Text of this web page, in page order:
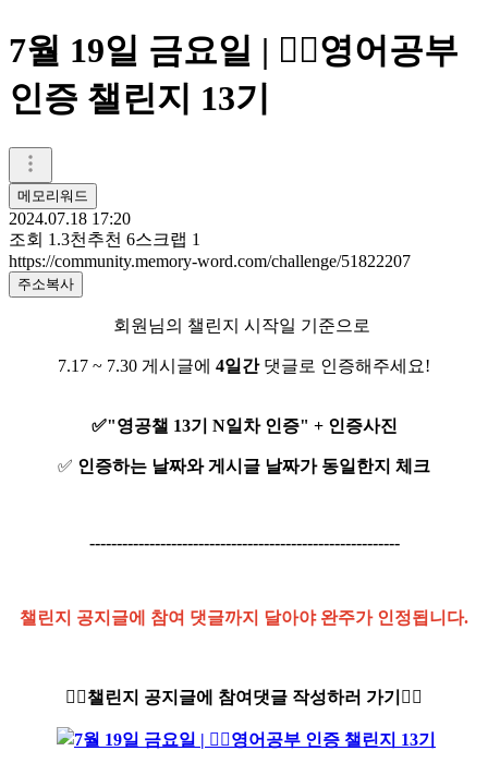
7월 19일 금요일 | ✍🏻영어공부
인증 챌린지 13기
메모리워드
2024.07.18 17:20
조회 1.3천 추천 6스크랩 1
https://community.memory-word.com/challenge/51822207
주소복사
회원님의 챌린지 시작일 기준으로
7.17 ~ 7.30 게시글에 4일간댓글로 인증해주세요!
✅"영공챌 13기 N일차 인증" + 인증사진
✅ 인증하는 날짜와 게시글 날짜가 동일한지 체크
---------------------------------------------------------
챌린지 공지글에 참여 댓글까지 달아야 완주가 인정됩니다.
👇🏻챌린지 공지글에 참여댓글 작성하러 가기👇🏻